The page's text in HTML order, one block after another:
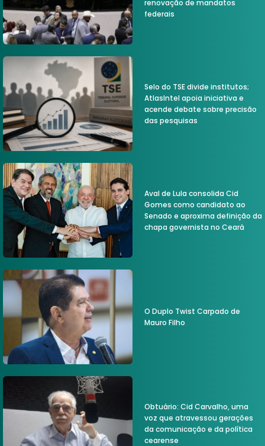
renovação de mandatos
federais
Selo do TSE divide institutos;
AtlasIntel apoia iniciativa e
acende debate sobre precisão
das pesquisas
Aval de Lula consolida Cid
Gomes como candidato ao
Senado e aproxima definição da
chapa governista no Ceará
O Duplo Twist Carpado de
Mauro Filho
Obtuário: Cid Carvalho, uma
voz que atravessou gerações
da comunicação e da política
cearense